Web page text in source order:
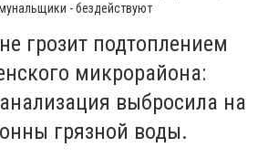
- бездействуют
грозит подтоплением
микрорайона:
выбросила на
грязной воды.